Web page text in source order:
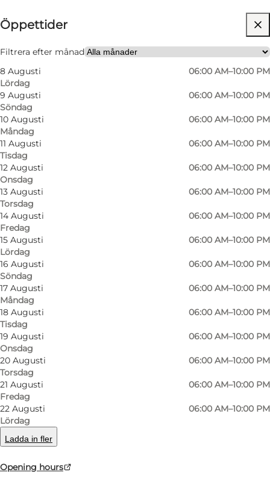
Öppettider
Filtrera efter månad
8 Augusti
Lördag
06:00 AM–10:00 PM
9 Augusti
Söndag
06:00 AM–10:00 PM
10 Augusti
Måndag
06:00 AM–10:00 PM
11 Augusti
Tisdag
06:00 AM–10:00 PM
12 Augusti
Onsdag
06:00 AM–10:00 PM
13 Augusti
Torsdag
06:00 AM–10:00 PM
14 Augusti
Fredag
06:00 AM–10:00 PM
15 Augusti
Lördag
06:00 AM–10:00 PM
16 Augusti
Söndag
06:00 AM–10:00 PM
17 Augusti
Måndag
06:00 AM–10:00 PM
18 Augusti
Tisdag
06:00 AM–10:00 PM
19 Augusti
Onsdag
06:00 AM–10:00 PM
20 Augusti
Torsdag
06:00 AM–10:00 PM
21 Augusti
Fredag
06:00 AM–10:00 PM
22 Augusti
Lördag
06:00 AM–10:00 PM
Ladda in fler
Opening hours
Besök webbplats
Friends, My partner, Myself
Fiskbæk Farmshop is connected to a classic
Danish dairy farm at the agricultural school
in Gråsten. From here, milk is drained and
pasteurized, fresh from the milking robots.
Fresh eggs from the school's free-range
chickens on grass, are sold in the shop, as well
as fruit must from Hestehavegaard.
The farm shop is located at Gråsten Agricultural
School, in connection with the school's
agriculture. There is thus a good connection
between the production and the finished
product. The school's farm is always open, and is
happy to give a tour of the nearby stables.
facebook